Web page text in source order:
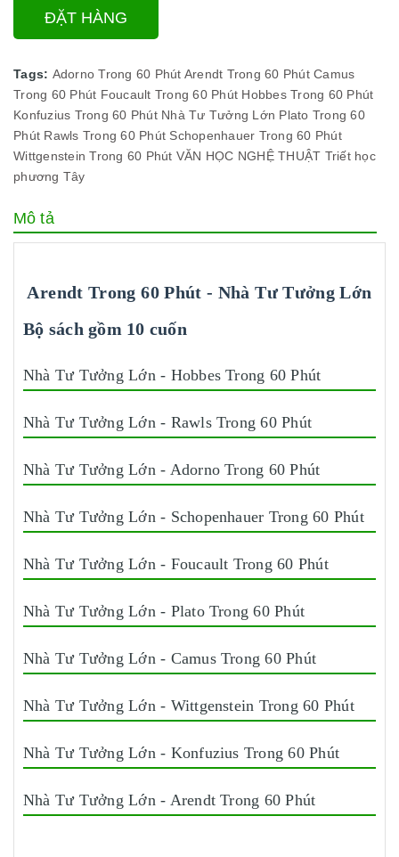
ĐẶT HÀNG
Tags: Adorno Trong 60 Phút Arendt Trong 60 Phút Camus
Trong 60 Phút Foucault Trong 60 Phút Hobbes Trong 60 Phút
Konfuzius Trong 60 Phút Nhà Tư Tưởng Lớn Plato Trong 60
Phút Rawls Trong 60 Phút Schopenhauer Trong 60 Phút
Wittgenstein Trong 60 Phút VĂN HỌC NGHỆ THUẬT Triết học
phương Tây
Mô tả
Arendt Trong 60 Phút - Nhà Tư Tưởng Lớn
Bộ sách gồm 10 cuốn
Nhà Tư Tưởng Lớn - Hobbes Trong 60 Phút
Nhà Tư Tưởng Lớn - Rawls Trong 60 Phút
Nhà Tư Tưởng Lớn - Adorno Trong 60 Phút
Nhà Tư Tưởng Lớn - Schopenhauer Trong 60 Phút
Nhà Tư Tưởng Lớn - Foucault Trong 60 Phút
Nhà Tư Tưởng Lớn - Plato Trong 60 Phút
Nhà Tư Tưởng Lớn - Camus Trong 60 Phút
Nhà Tư Tưởng Lớn - Wittgenstein Trong 60 Phút
Nhà Tư Tưởng Lớn - Konfuzius Trong 60 Phút
Nhà Tư Tưởng Lớn - Arendt Trong 60 Phút